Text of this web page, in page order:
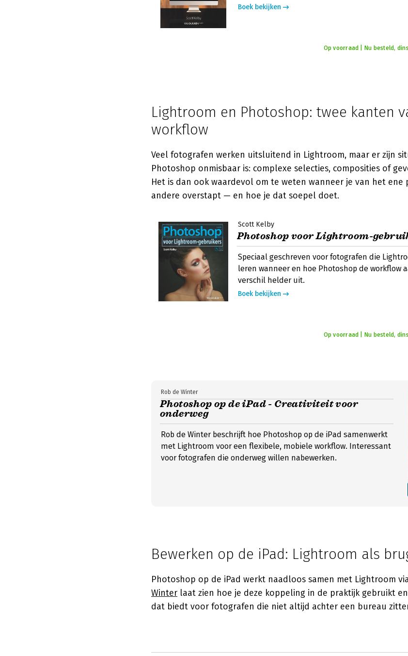
Boek bekijken
Op voorraad | Nu besteld,
Lightroom en Photoshop: twee kanten
workflow
Veel fotografen werken uitsluitend in Lightroom, maar er zijn
Photoshop onmisbaar is: complexe selecties, composities of
Het is dan ook waardevol om te weten wanneer je van het ene
andere overstapt — en hoe je dat soepel doet.
Scott Kelby
Photoshop voor Lightroom-
Speciaal geschreven voor fotografen die
leren wanneer en hoe Photoshop de workflow
verschil helder uit.
Boek bekijken
Op voorraad | Nu besteld,
Photoshop op de iPad - Creativiteit voor
onderweg
Rob de Winter
Rob de Winter beschrijft hoe Photoshop op de iPad samenwerkt
met Lightroom voor een flexibele, mobiele workflow. Interessant
voor fotografen die onderweg willen nabewerken.
Bewerken op de iPad: Lightroom als
Photoshop op de iPad werkt naadloos samen met Lightroom
Winter laat zien hoe je deze koppeling in de praktijk gebruikt
dat biedt voor fotografen die niet altijd achter een bureau